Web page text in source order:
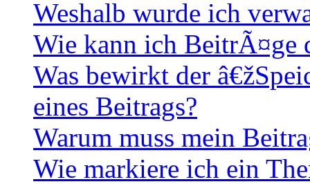
Weshalb wurde ich
Wie kann ich BeitrÃ¤ge
Was bewirkt der
eines Beitrags?
Warum muss mein
Wie markiere ich ein